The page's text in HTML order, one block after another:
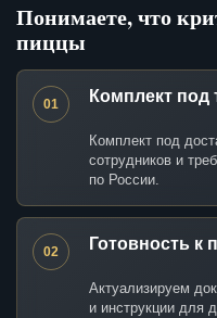
Понимаете, что
пиццы
01 Комплект под
Комплект под
сотрудников и
по России.
02 Готовность к
Актуализируем
и инструкции для